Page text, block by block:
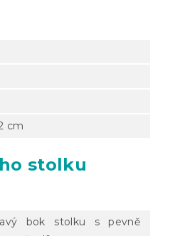
cm
stolku
bok stolku s pevně